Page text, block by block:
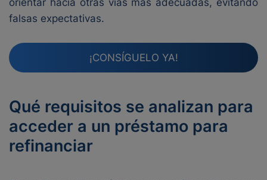
orientar hacia otras vías más adecuadas, evitando
falsas expectativas.
¡CONSÍGUELO YA!
Qué requisitos se analizan para
acceder a un préstamo para
refinanciar